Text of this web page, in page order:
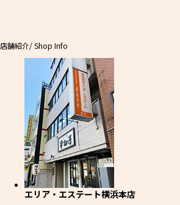
店舗紹介/ Shop Info
エリア・エステート横浜本店